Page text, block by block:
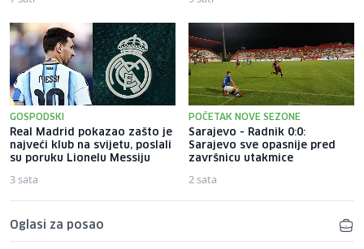
GOSPODSKI
Real Madrid pokazao zašto je
najveći klub na svijetu, poslali
su poruku Lionelu Messiju
3 sata
POČETAK NOVE SEZONE
Sarajevo - Radnik 0:0:
Sarajevo sve opasnije pred
završnicu utakmice
2 sata
Oglasi za posao